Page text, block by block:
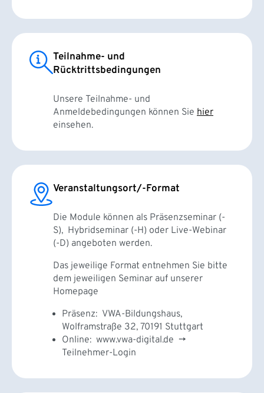
Teilnahme- und
Rücktrittsbedingungen
Unsere Teilnahme- und
Anmeldebedingungen können Sie hier
einsehen.
Veranstaltungsort/-Format
Die Module können als Präsenzseminar (-
S), Hybridseminar (-H) oder Live-Webinar
(-D) angeboten werden.
Das jeweilige Format entnehmen Sie bitte
dem jeweiligen Seminar auf unserer
Homepage
Präsenz: VWA-Bildungshaus,
Wolframstraße 32, 70191 Stuttgart
Online: www.vwa-digital.de →
Teilnehmer-Login